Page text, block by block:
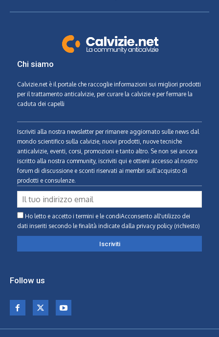
Chi siamo
Calvizie.net è il portale che raccoglie informazioni sui migliori prodotti
per il trattamento anticalvizie, per curare la calvizie e per fermare la
caduta dei capelli
Iscriviti alla nostra newsletter per rimanere aggiornato sulle news dal
mondo scientifico sulla calvizie, nuovi prodotti, nuove tecniche
anticalvizie, eventi, corsi, promozioni e tanto altro. Se non sei ancora
iscritto alla nostra community, iscriviti qui e ottieni accesso al nostro
forum di discussione e sconti riservati ai membri sull’acquisto di
prodotti e consulenze.
Ho letto e accetto i termini e le condiAcconsento all'utilizzo dei
dati inseriti secondo le finalità indicate dalla privacy policy (richiesto)
Follow us